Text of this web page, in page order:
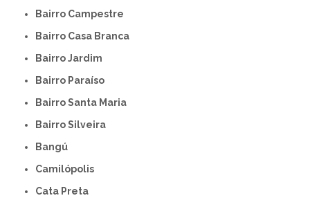
Bairro Campestre
Bairro Casa Branca
Bairro Jardim
Bairro Paraíso
Bairro Santa Maria
Bairro Silveira
Bangú
Camilópolis
Cata Preta